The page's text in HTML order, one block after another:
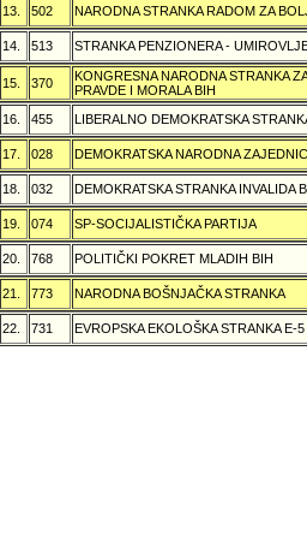
13. 502 NARODNA STRANKA RADOM ZA
14. 513 STRANKA PENZIONERA -
15. 370
KONGRESNA NARODNA STRANKA
PRAVDE I MORALA BIH
16.
455 LIBERALNO DEMOKRATSKA
17. 028 DEMOKRATSKA NARODNA
18. 032 DEMOKRATSKA STRANKA INVALIDA
19. 074 SP-SOCIJALISTIČKA PARTIJA
20. 768 POLITIČKI POKRET MLADIH BIH
21. 773 NARODNA BOŠNJAČKA STRANKA
22. 731 EVROPSKA EKOLOŠKA STRANKA E-5